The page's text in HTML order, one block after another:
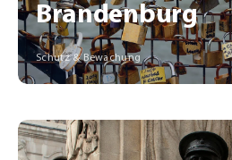
Brandenburg
Schutz & Bewachung